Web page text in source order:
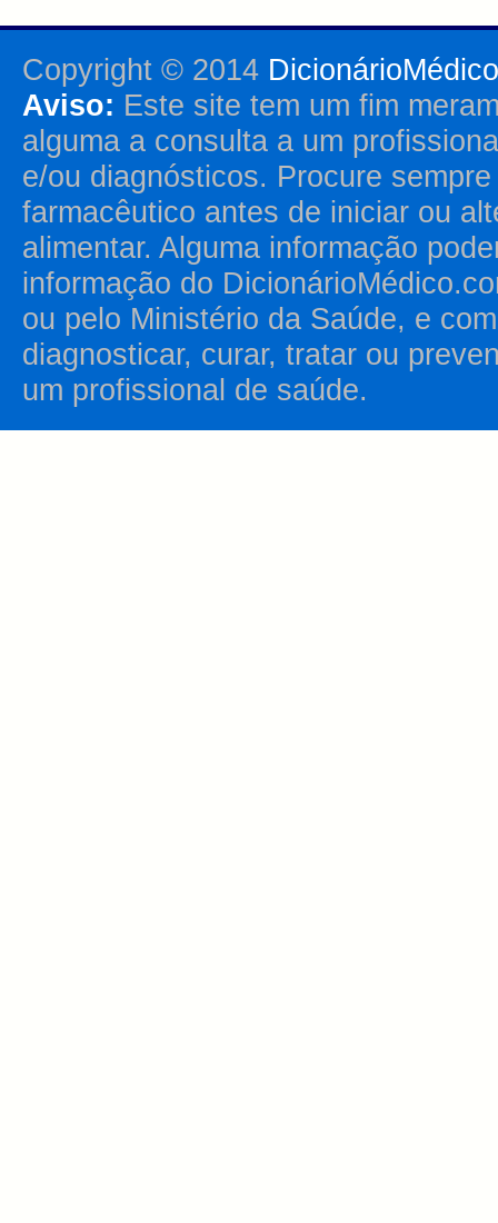
Copyright © 2014
Aviso: Este site tem um fim
alguma a consulta a um
e/ou diagnósticos. Procure
farmacêutico antes de iniciar ou
alimentar. Alguma informação
informação do
ou pelo Ministério da Saúde, e
diagnosticar, curar, tratar ou
um profissional de saúde.